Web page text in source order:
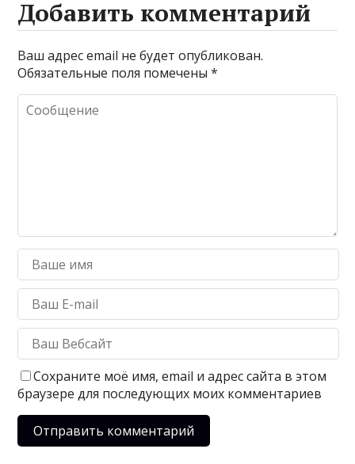
Добавить комментарий
Ваш адрес email не будет опубликован.
Обязательные поля помечены*
Сохраните моё имя, email и адрес сайта в этом
браузере для последующих моих комментариев